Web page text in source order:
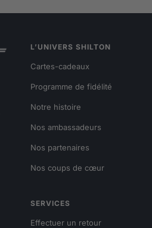
L’UNIVERS SHILTON
Cartes-cadeaux
Programme de fidélité
Notre histoire
Nos ambassadeurs
Nos partenaires
Nos coups de cœur
SERVICES
Effectuer un retour